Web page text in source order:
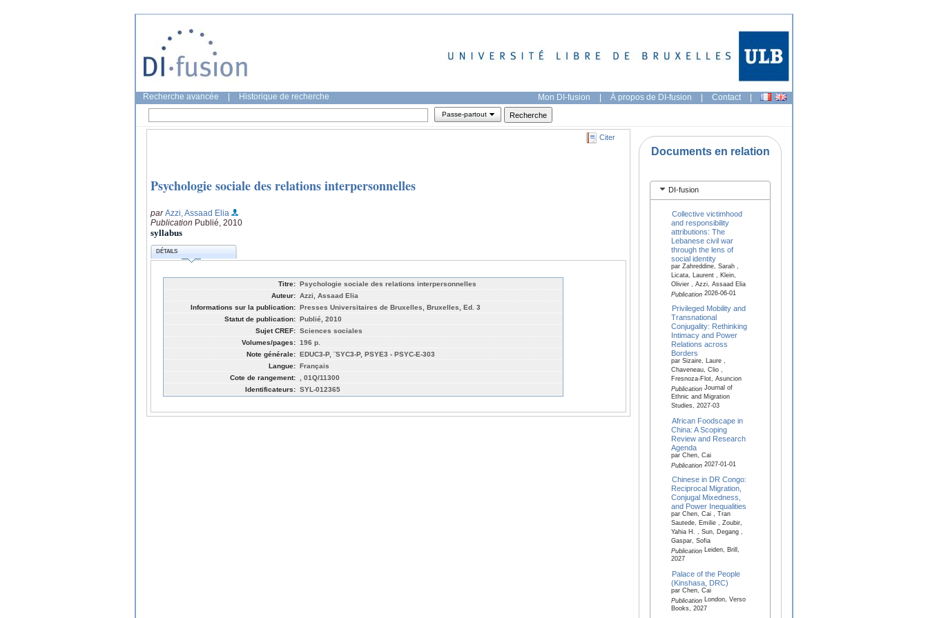
Recherche avancée Historique de recherche Mon DI-fusion | À propos de DI-fusion | Contact |
Passe-partout
Citer
Psychologie sociale des relations interpersonnelles
parAzzi, Assaad Elia
Publication Publié, 2010
syllabus
DÉTAILS
Titre: Psychologie sociale des relations interpersonnelles
Auteur: Azzi, Assaad Elia
Informations sur la publication: Presses Universitaires de Bruxelles, Bruxelles, Ed. 3
Statut de publication: Publié, 2010
Sujet CREF: Sciences sociales
Volumes/pages: 196 p.
Note générale: EDUC3-P, ¨SYC3-P, PSYE3 - PSYC-E-303
Langue: Français
Cote de rangement:
, 01Q/11300
Identificateurs: SYL-012365
Documents en relation
DI-fusion
Collective victimhood
and responsibility
attributions: The
Lebanese civil war
through the lens of
social identity
par Zahreddine, Sarah ,
Licata, Laurent , Klein,
Olivier , Azzi, Assaad Elia
Publication2026-06-01
Privileged Mobility and
Transnational
Conjugality: Rethinking
Intimacy and Power
Relations across
Borders
par Sizaire, Laure ,
Chaveneau, Clio ,
Fresnoza-Flot, Asuncion
PublicationJournal of
Ethnic and Migration
Studies, 2027-03
African Foodscape in
China: A Scoping
Review and Research
Agenda
par Chen, Cai
Publication2027-01-01
Chinese in DR Congo:
Reciprocal Migration,
Conjugal Mixedness,
and Power Inequalities
par Chen, Cai , Tran
Sautede, Emilie , Zoubir,
Yahia H. , Sun, Degang ,
Gaspar, Sofia
PublicationLeiden, Brill,
2027
Palace of the People
(Kinshasa, DRC)
par Chen, Cai
PublicationLondon, Verso
Books, 2027